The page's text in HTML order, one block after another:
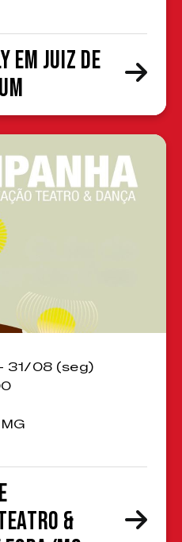
Juiz de
31/08 (seg)
&